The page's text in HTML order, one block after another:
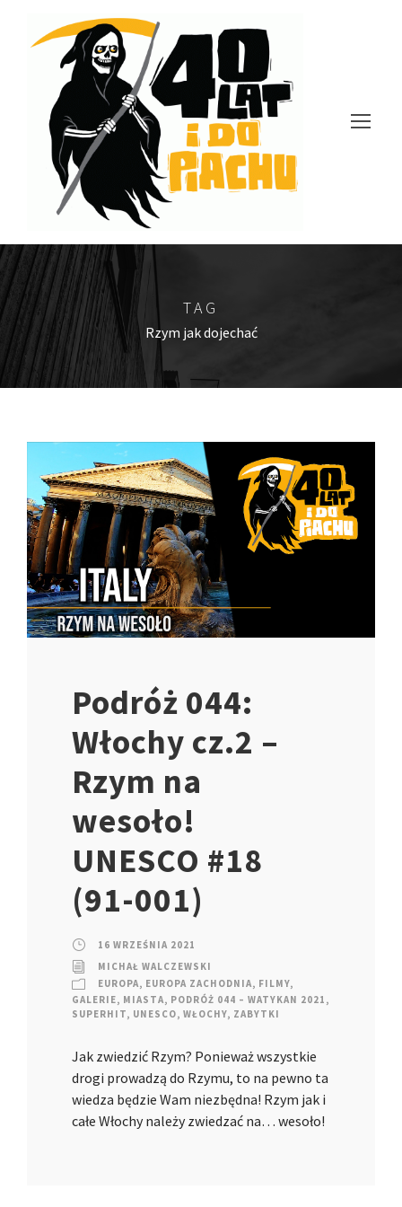
TAG
Rzym jak dojechać
Podróż 044:
Włochy cz.2 –
Rzym na
wesoło!
UNESCO #18
(91-001)
16 WRZEŚNIA 2021
MICHAŁ WALCZEWSKI
EUROPA, EUROPA ZACHODNIA, FILMY,
GALERIE, MIASTA, PODRÓŻ 044 – WATYKAN 2021 ,
SUPERHIT, UNESCO, WŁOCHY, ZABYTKI
Jak zwiedzić Rzym? Ponieważ wszystkie
drogi prowadzą do Rzymu, to na pewno ta
wiedza będzie Wam niezbędna! Rzym jak i
całe Włochy należy zwiedzać na… wesoło!